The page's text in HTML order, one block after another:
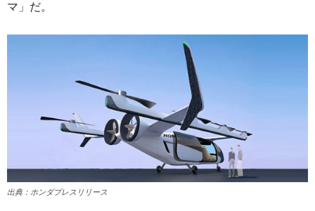
マ」だ。
出典：ホンダプレスリリース